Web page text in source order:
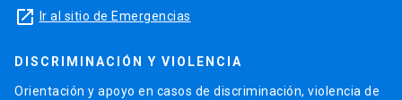
launch Ir al sitio de Emergencias
DISCRIMINACIÓN Y VIOLENCIA
Orientación y apoyo en casos de discriminación, violencia de